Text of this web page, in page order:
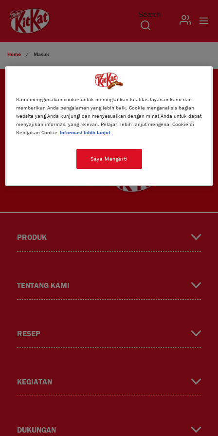
Search USER
Home Masuk
BERGABUNG DENGAN KAMI
book
PRODUK
TENTANG KAMI
RESEP
KEGIATAN
DUKUNGAN
Kami menggunakan cookie untuk meningkatkan kualitas layanan kami dan
memberikan Anda pengalaman yang lebih baik. Cookie menganalisis bagian
website yang Anda kunjungi dan menyesuaikan dengan minat Anda untuk dapat
menyajikan informasi yang relevan. Pelajari lebih lanjut mengenai Cookie di
Kebijakan Cookie Informasi lebih lanjut
Saya Mengerti